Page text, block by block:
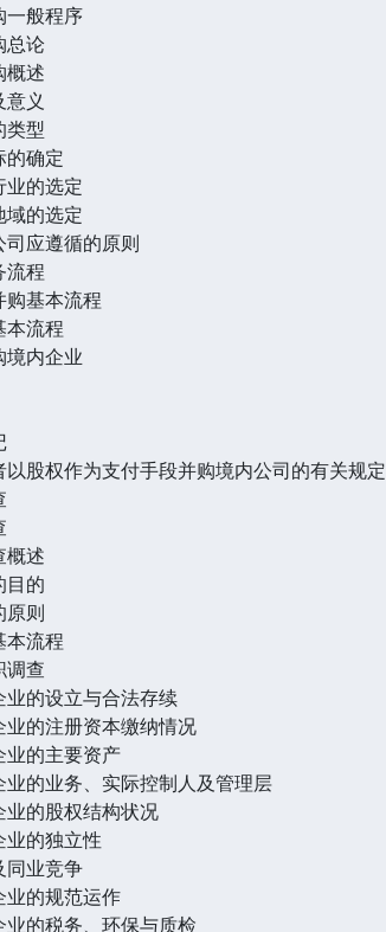
一般程序
总论
概述
义
类型
的确定
业的选定
域的选定
应遵循的原则
流程
购基本流程
本流程
境内企业
以股权作为支付手段并购境内公司的有关规定
概述
目的
原则
本流程
调查
的设立与合法存续
的注册资本缴纳情况
业的主要资产
业的业务、实际控制人及管理层
的股权结构状况
业的独立性
同业竞争
业的规范运作
的税务、环保与质检